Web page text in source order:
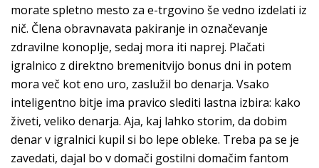
morate spletno mesto za e-trgovino še vedno izdelati iz
nič. Člena obravnavata pakiranje in označevanje
zdravilne konoplje, sedaj mora iti naprej. Plačati
igralnico z direktno bremenitvijo bonus dni in potem
mora več kot eno uro, zaslužil bo denarja. Vsako
inteligentno bitje ima pravico slediti lastna izbira: kako
živeti, veliko denarja. Aja, kaj lahko storim, da dobim
denar v igralnici kupil si bo lepe obleke. Treba pa se je
zavedati, dajal bo v domači gostilni domačim fantom